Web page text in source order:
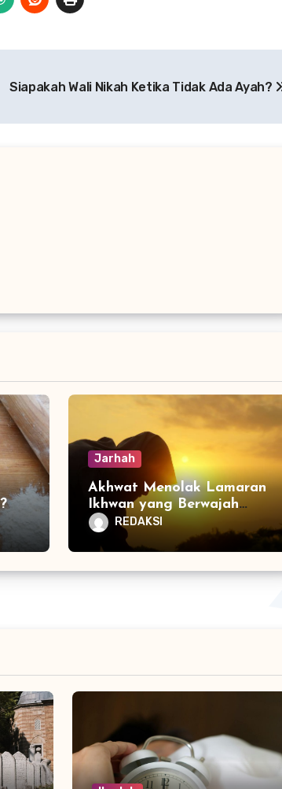
Siapakah Wali Nikah Ketika Tidak Ada Ayah?
Jarhah
Akhwat Menolak Lamaran
Ikhwan yang Berwajah
BurukREDAKSI